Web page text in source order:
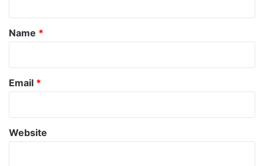
*
Name *
Email *
Website